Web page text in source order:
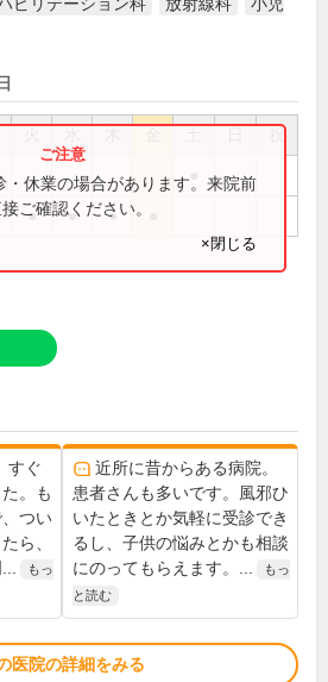
祝
● ● ●
・休業の場合があります。来院前
ご確認ください。
×閉じる
すぐ
。も
つい
ら、
もっ
近所に昔からある病院。
患者さんも多いです。風邪ひ
いたときとか気軽に受診でき
るし、子供の悩みとかも相談
にのってもらえます。...
もっ
と読む
医院の詳細をみる